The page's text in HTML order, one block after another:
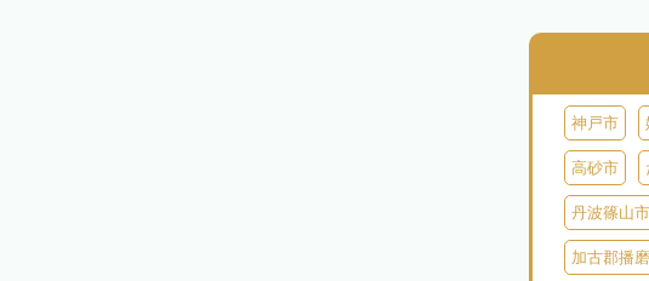
神戸市
高砂市
丹波篠山市
加古郡播